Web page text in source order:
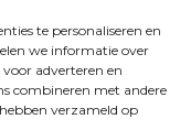
te personaliseren en
we informatie over
adverteren en
combineren met andere
verzameld op